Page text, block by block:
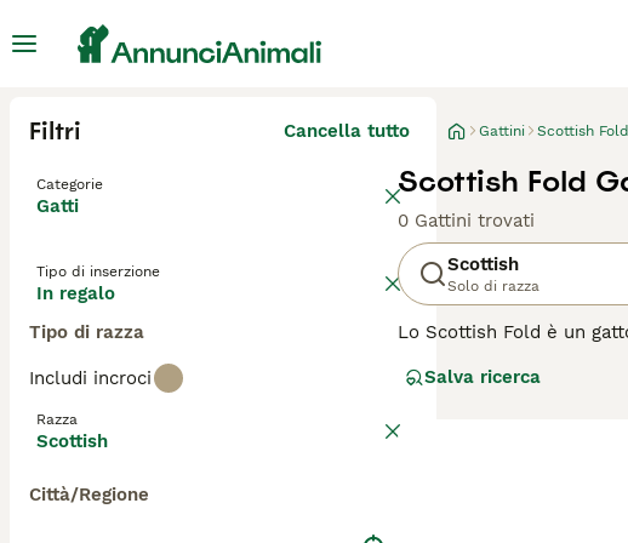
Filtri Cancella tutto
Categorie
Gatti
Tipo di inserzione
In regalo
Tipo di razza
Includi incroci
Razza
Scottish
Città/Regione
Gattini Scottish Fold
Scottish Fold
0 Gattini trovati
Scottish
Solo di razza
Lo Scottish Fold è un
strada nei cuori e nelle
Salva ricerca